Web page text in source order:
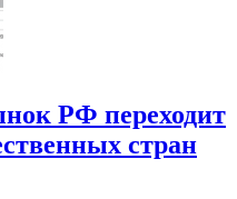
РФ переходит
стран